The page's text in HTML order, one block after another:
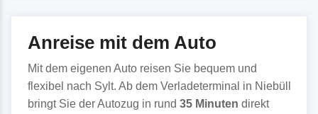
Anreise mit dem Auto
Mit dem eigenen Auto reisen Sie bequem und
flexibel nach Sylt. Ab dem Verladeterminal in Niebüll
bringt Sie der Autozug in rund 35 Minuten direkt